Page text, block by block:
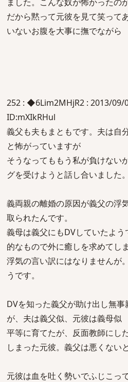
だから黙って元彼を見て笑って
いないお腹を大事に撫でながら
252 : ◆6Lim2MHjR2 : 2013/09/
ID:mXIkRHul
義父も夫もまともです。夫は自
と怖がっていますが
そうなってももう私が負けない
グを受けようと話し合いました。
義両親の離婚の原因が義父の浮
取られたんです。
義母は義父にもDVしていたよ
的なもので外に癒しを求めてし
浮気の言い訳にはなりませんが
うです。
DVを知った義父が助け出し無
が、夫は義父似、元彼は義母似
平等に育てたが、反面教師にし
しまった元彼。義父は悪くない
元彼は血を吐く勢いでふじこっ